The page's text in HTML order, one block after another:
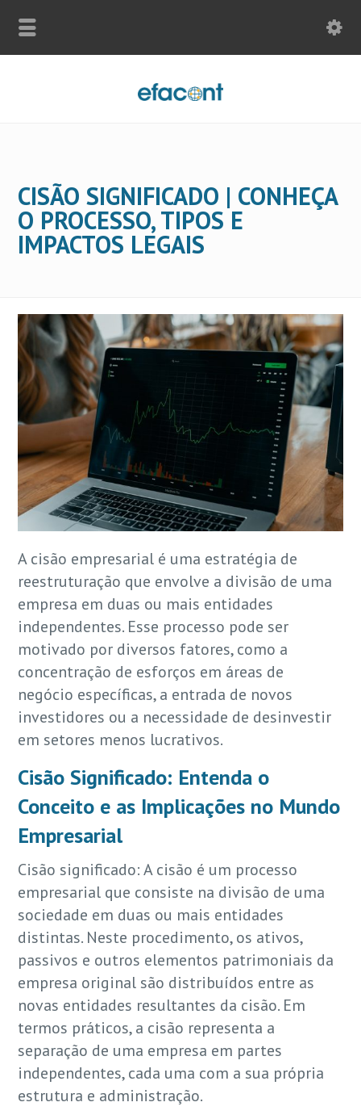
CISÃO SIGNIFICADO | CONHEÇA
O PROCESSO, TIPOS E
IMPACTOS LEGAIS
A cisão empresarial é uma estratégia de
reestruturação que envolve a divisão de uma
empresa em duas ou mais entidades
independentes. Esse processo pode ser
motivado por diversos fatores, como a
concentração de esforços em áreas de
negócio específicas, a entrada de novos
investidores ou a necessidade de desinvestir
em setores menos lucrativos.
Cisão Significado: Entenda o
Conceito e as Implicações no Mundo
Empresarial
Cisão significado: A cisão é um processo
empresarial que consiste na divisão de uma
sociedade em duas ou mais entidades
distintas. Neste procedimento, os ativos,
passivos e outros elementos patrimoniais da
empresa original são distribuídos entre as
novas entidades resultantes da cisão. Em
termos práticos, a cisão representa a
separação de uma empresa em partes
independentes, cada uma com a sua própria
estrutura e administração.